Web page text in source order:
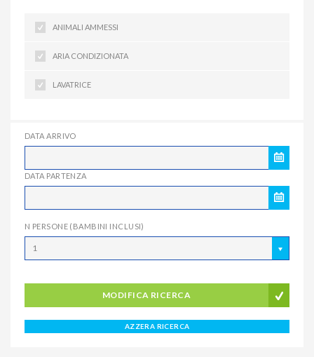
ANIMALI AMMESSI
ARIA CONDIZIONATA
LAVATRICE
DATA ARRIVO
DATA PARTENZA
N PERSONE (BAMBINI INCLUSI)
1
MODIFICA RICERCA
AZZERA RICERCA